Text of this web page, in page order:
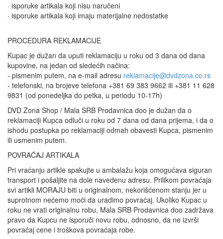
· isporuke artikala koji nisu naručeni
· isporuke artikala koji imaju materijalne nedostatke
PROCEDURA REKLAMACIJE
Kupac je dužan da uputi reklamaciju u roku od 3 dana od dana
kupovine, na jedan od sledećih načina:
- pismenim putem, na e-mail adresu reklamacije@dvdzona.co.rs
- telefonski, na brojeve telefona +381 69 383 9662 ili +381 11 628
9831 (od ponedeljka do petka, u periodu 10-17h)
DVD Zona Shop / Mala SRB Prodavnica doo je dužan da o
reklamaciji Kupca odluči u roku od 7 dana od dana prijema, i da o
ishodu postupka po reklamaciji odmah obavesti Kupca, pismenim
ili usmenim putem.
POVRAĆAJ ARTIKALA
Pri vraćanju artikle spakujte u ambalažu koja omogućava siguran
transport i pošaljite na dole navedenu adresu. Prilikom povraćaja
svi artikli MORAJU biti u originalnom, nekorišćenom stanju jer u
suprotnom nećemo moći da uradimo povraćaj. Ukoliko Kupac u
roku ne vrati originalnu robu, Mala SRB Prodavnica doo zadržava
pravo da Kupcu ne isporuči novu robu, odnosno, da ne izvrši
povraćaj cene i troškova povraćaja robe.